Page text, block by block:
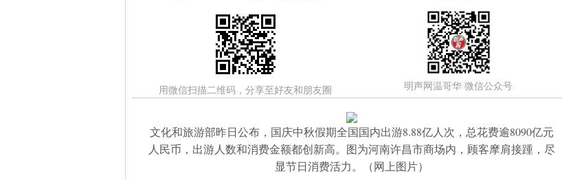
用微信扫描二维码，分享至好友和朋友圈 明声网温哥华 微信公众号
文化和旅游部昨日公布，国庆中秋假期全国国内出游8.88亿人次，总花费逾8090亿元
人民币，出游人数和消费金额都创新高。图为河南许昌市商场内，顾客摩肩接踵，尽
显节日消费活力。（网上图片）